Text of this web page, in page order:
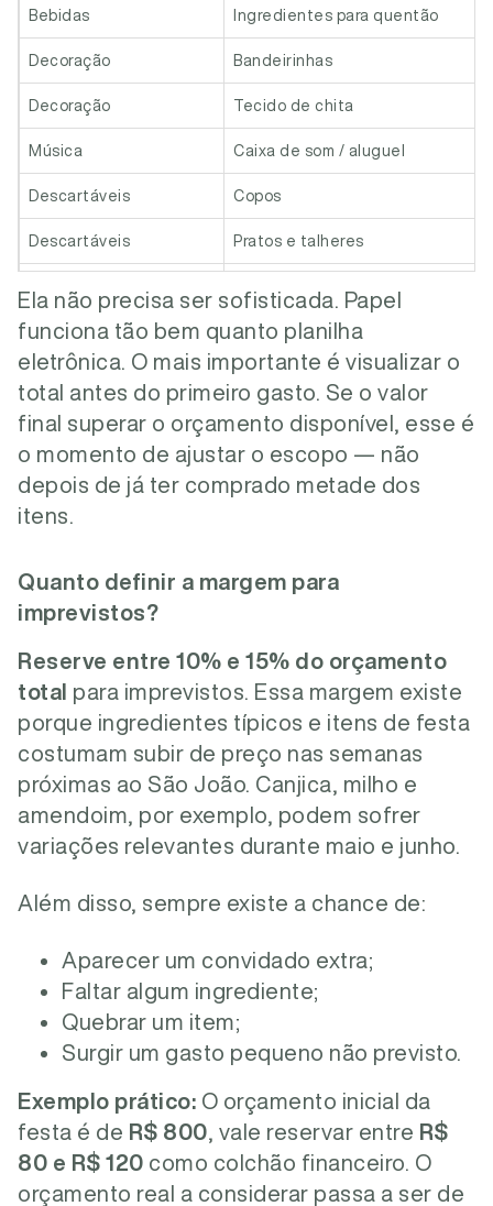
Bebidas Ingredientes para quentão
Decoração Bandeirinhas
Decoração Tecido de chita
Música Caixa de som / aluguel
Descartáveis Copos
Descartáveis Pratos e talheres
Total estimado
Ela não precisa ser sofisticada. Papel
funciona tão bem quanto planilha
eletrônica. O mais importante é visualizar o
total antes do primeiro gasto. Se o valor
final superar o orçamento disponível, esse é
o momento de ajustar o escopo — não
depois de já ter comprado metade dos
itens.
Quanto definir a margem para
imprevistos?
Reserve entre 10% e 15% do orçamento
total para imprevistos. Essa margem existe
porque ingredientes típicos e itens de festa
costumam subir de preço nas semanas
próximas ao São João. Canjica, milho e
amendoim, por exemplo, podem sofrer
variações relevantes durante maio e junho.
Além disso, sempre existe a chance de:
Aparecer um convidado extra;
Faltar algum ingrediente;
Quebrar um item;
Surgir um gasto pequeno não previsto.
Exemplo prático: O orçamento inicial da
festa é de R$ 800 , vale reservar entre R$
80 e R$ 120 como colchão financeiro. O
orçamento real a considerar passa a ser de